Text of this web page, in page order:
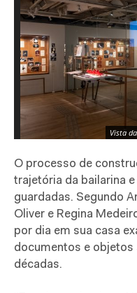
Vista
O processo de
trajetória da bailarina
guardadas. Segundo
Oliver e Regina
por dia em sua casa
documentos e objetos
décadas.